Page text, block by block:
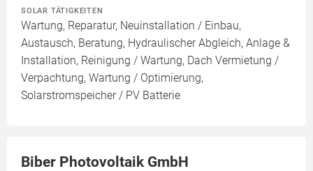
SOLAR TÄTIGKEITEN
Wartung, Reparatur, Neuinstallation / Einbau,
Austausch, Beratung, Hydraulischer Abgleich, Anlage &
Installation, Reinigung / Wartung, Dach Vermietung /
Verpachtung, Wartung / Optimierung,
Solarstromspeicher / PV Batterie
Biber Photovoltaik GmbH